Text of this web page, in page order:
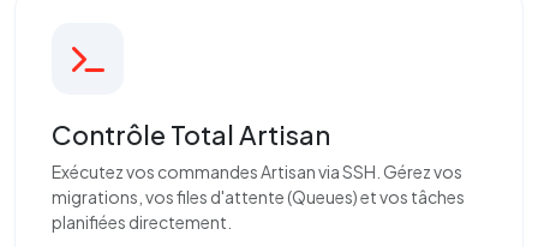
Contrôle Total Artisan
Exécutez vos commandes Artisan via SSH. Gérez vos
migrations, vos files d'attente (Queues) et vos tâches
planifiées directement.